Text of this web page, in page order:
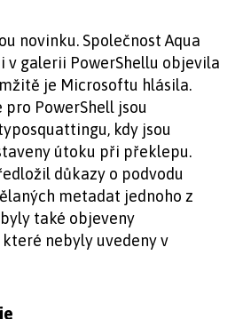
novinku. Společnost Aqua
v galerii PowerShellu objevila
je Microsoftu hlásila.
pro PowerShell jsou
kdy jsou
útoku při překlepu.
důkazy o podvodu
metadat jednoho z
také objeveny
nebyly uvedeny v